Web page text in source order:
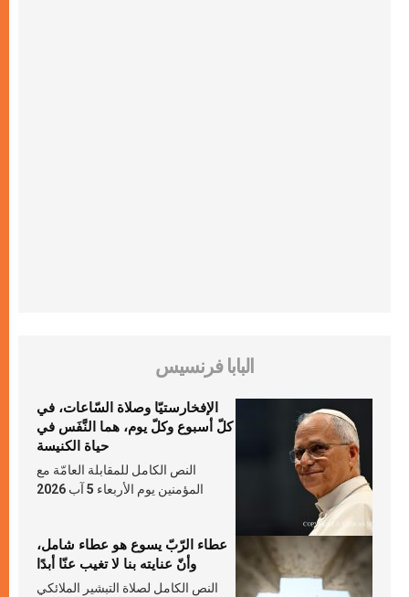
البابا فرنسيس
الإفخارستيّا وصلاة السّاعات، في
كلّ أسبوع وكلّ يوم، هما النَّفَس في
حياة الكنيسة
النص الكامل للمقابلة العامّة مع
المؤمنين يوم الأربعاء 5 آب 2026
عطاء الرّبّ يسوع هو عطاء شامل،
وأنّ عنايته بنا لا تغيب عنّا أبدًا
النص الكامل لصلاة التبشير الملائكي